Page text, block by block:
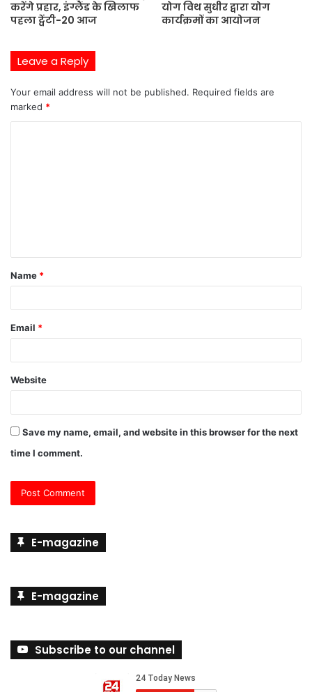
करेंगे प्रहार, इंग्लैंड के खिलाफ
पहला ट्वेंटी-20 आज
योग विथ सुधीर द्वारा योग
कार्यक्रमों का आयोजन
Leave a Reply
Your email address will not be published. Required fields are
marked *
t
*
Name *
Email *
Website
Save my name, email, and website in this browser for the next
time I comment.
E-magazine
E-magazine
Subscribe to our channel